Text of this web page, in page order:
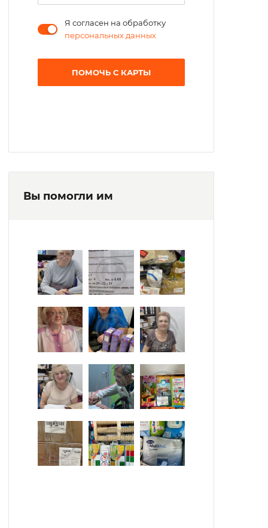
Я согласен на обработку
персональных данных
ПОМОЧЬ С КАРТЫ
Вы помогли им